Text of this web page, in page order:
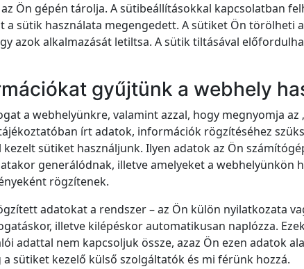
Ön gépén tárolja. A sütibeállításokkal kapcsolatban
a sütik használata megengedett. A sütiket Ön törölheti
azok alkalmazását letiltsa. A sütik tiltásával
gyűjtünk a webhely
a webhelyünkre, valamint azzal, hogy megnyomja
írt adatok, információk rögzítéséhez
kezelt sütiket használjunk. Ilyen adatok az Ön
generálódnak, illetve amelyeket a webhelyünkön
rögzítenek.
adatokat a rendszer – az Ön külön nyilatkozata
illetve kilépéskor automatikusan naplózza.
adattal nem kapcsoljuk össze, azaz Ön ezen adatok
sütiket kezelő külső szolgáltatók és mi férünk hozzá.